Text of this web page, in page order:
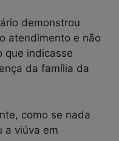
demonstrou
atendimento e não
que indicasse
da família da
como se nada
a viúva em